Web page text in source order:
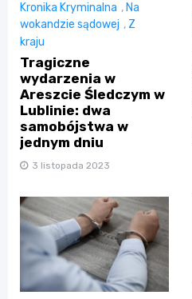
Kronika Kryminalna , Na
wokandzie sądowej , Z
kraju
Tragiczne
wydarzenia w
Areszcie Śledczym w
Lublinie: dwa
samobójstwa w
jednym dniu
3 listopada 2023